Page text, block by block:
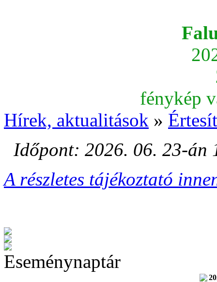
fénykép
Hírek, aktualitások »
Időpont: 2026. 06. 23-án
A részletes tájékoztató
Eseménynaptár